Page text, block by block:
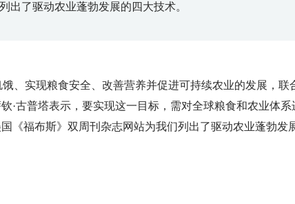
出了驱动农业蓬勃发展的四大技术。
、实现粮食安全、改善营养并促进可持续农业的发展，联
·古普塔表示，要实现这一目标，需对全球粮食和农业体系
《福布斯》双周刊杂志网站为我们列出了驱动农业蓬勃发